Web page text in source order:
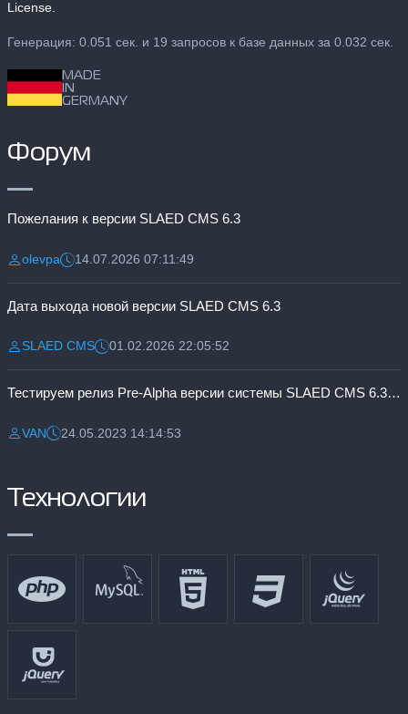
License.
Генерация: 0.051 сек. и 19 запросов к базе данных за 0.032 сек.
MADE
IN
GERMANY
Форум
Пожелания к версии SLAED CMS 6.3
Разместил:
olevpaДата:14.07.2026 07:11:49
Дата выхода новой версии SLAED CMS 6.3
Разместил:
SLAED CMSДата:01.02.2026 22:05:52
Тестируем релиз Pre-Alpha версии системы SLAED CMS 6.3 Pro
Разместил:
VANДата:24.05.2023 14:14:53
Технологии